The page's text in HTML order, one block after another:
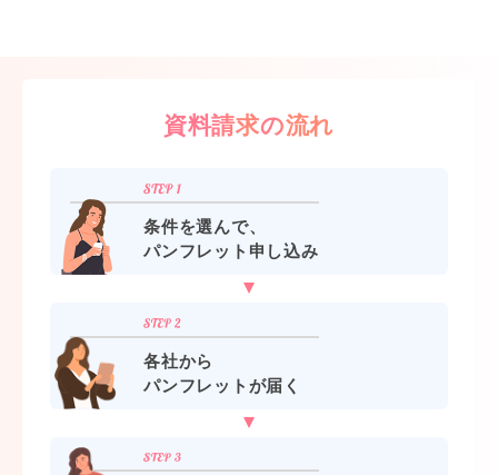
資料請求の流れ
条件を選んで、
パンフレット申し込み
各社から
パンフレットが届く